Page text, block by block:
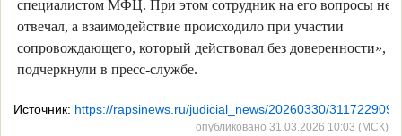
специалистом МФЦ. При этом сотрудник на его вопросы не
отвечал, а взаимодействие происходило при участии
сопровождающего, который действовал без доверенности»,
подчеркнули в пресс-службе.
Источник: https://rapsinews.ru/judicial_news/20260330/
опубликовано 31.03.2026 10:03 (МСК)